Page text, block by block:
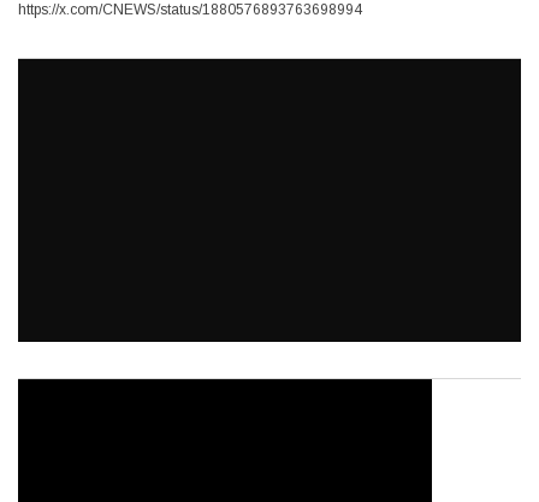
https://x.com/CNEWS/status/1880576893763698994